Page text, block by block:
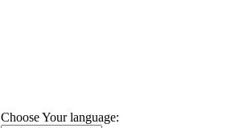
Choose Your language: